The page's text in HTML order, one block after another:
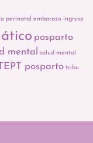
perinatal embarazo ingreso
posparto
mental salud mental
posparto tribu